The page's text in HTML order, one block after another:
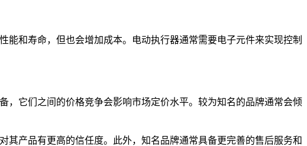
和寿命，但也会增加成本。电动执行器通常需要电子元件来实现控制
它们之间的价格竞争会影响市场定价水平。较为知名的品牌通常会倾
产品有更高的信任度。此外，知名品牌通常具备更完善的售后服务和